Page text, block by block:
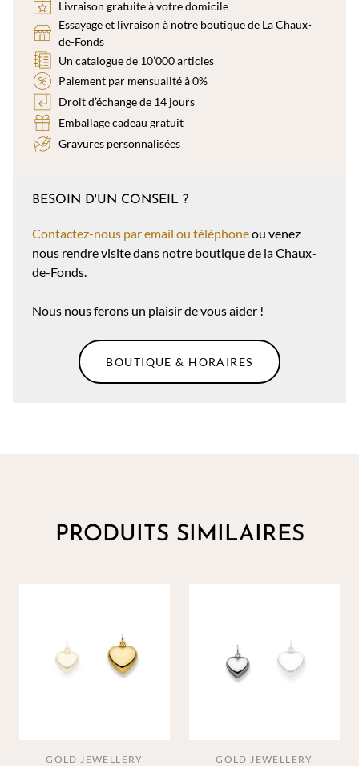
Livraison gratuite à votre domicile
Essayage et livraison à notre boutique de La Chaux-
de-Fonds
Un catalogue de 10’000 articles
Paiement par mensualité à 0%
Droit d’échange de 14 jours
Emballage cadeau gratuit
Gravures personnalisées
BESOIN D'UN CONSEIL ?
Contactez-nous par email ou téléphoneou venez
nous rendre visite dans notre boutique de la Chaux-
de-Fonds.
Nous nous ferons un plaisir de vous aider !
BOUTIQUE & HORAIRES
PRODUITS SIMILAIRES
GOLD JEWELLERY GOLD JEWELLERY